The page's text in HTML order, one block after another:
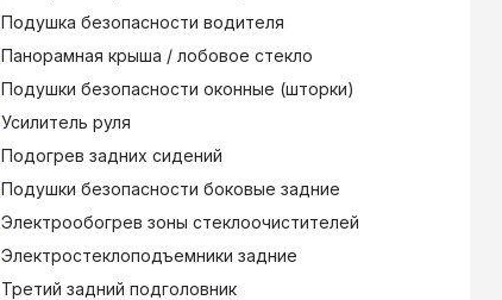
Подушка безопасности водителя
Панорамная крыша / лобовое стекло
Подушки безопасности оконные (шторки)
Усилитель руля
Подогрев задних сидений
Подушки безопасности боковые задние
Электрообогрев зоны стеклоочистителей
Электростеклоподъемники задние
Третий задний подголовник